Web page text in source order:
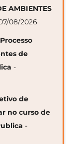
AMBIENTES
08/2026
de
-
de
no curso de
-